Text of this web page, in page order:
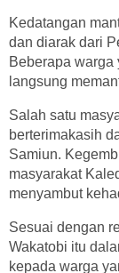
Kedatangan
dan diarak dari
Beberapa warga
langsung
Salah satu
berterimakasih
Samiun.
masyarakat
menyambut
Sesuai dengan
Wakatobi itu
kepada warga